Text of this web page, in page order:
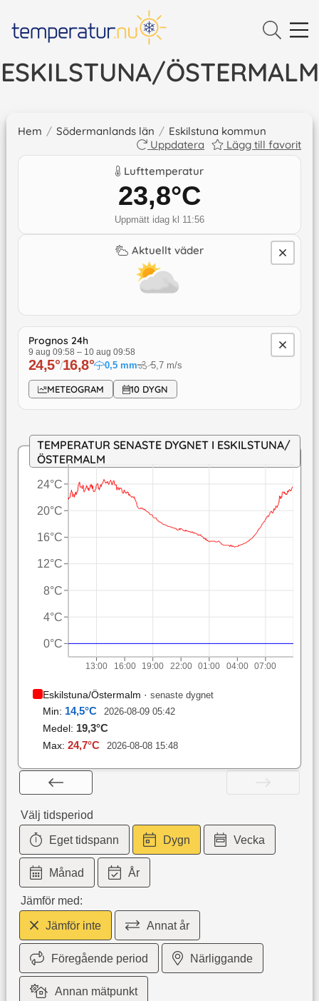
ESKILSTUNA/ÖSTERMALM
Hem / Södermanlands län / Eskilstuna kommun
Uppdatera
Lägg till favorit
Lufttemperatur
23,8°C
Uppmätt idag kl 11:56
Aktuellt väder
Prognos 24h
9 aug 09:58 – 10 aug 09:58
24,5°/16,8° 0,5 mm ↓5,7 m/s
METEOGRAM 10 DYGN
TEMPERATUR SENASTE DYGNET I ESKILSTUNA/
ÖSTERMALM
13:00 16:00 19:00 22:00 01:00 04:00 07:00
0°C
4°C
8°C
12°C
16°C
20°C
24°C
Eskilstuna/Östermalm · senaste dygnet
Min: 14,5°C 2026-08-09 05:42
Medel: 19,3°C
Max: 24,7°C 2026-08-08 15:48
Välj tidsperiod
Eget tidspann Dygn Vecka
Månad År
Jämför med:
Jämför inte Annat år
Föregående period Närliggande
Annan mätpunkt